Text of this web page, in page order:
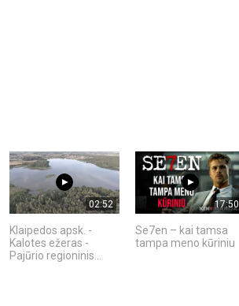
02:52
Klaipedos apsk. -
Kalotes ežeras -
Pajūrio regioninis...
17:50
Se7en – kai tamsa
tampa meno kūriniu